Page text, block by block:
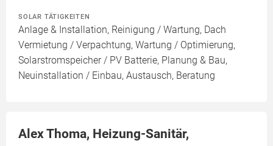
SOLAR TÄTIGKEITEN
Anlage & Installation, Reinigung / Wartung, Dach
Vermietung / Verpachtung, Wartung / Optimierung,
Solarstromspeicher / PV Batterie, Planung & Bau,
Neuinstallation / Einbau, Austausch, Beratung
Alex Thoma, Heizung-Sanitär,